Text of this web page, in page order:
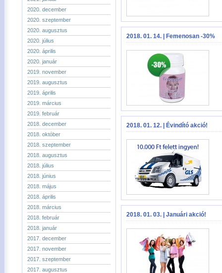
2020. december
2020. szeptember
2020. augusztus
2020. július
2020. április
2020. január
2019. november
2019. augusztus
2019. április
2019. március
2019. február
2018. december
2018. október
2018. szeptember
2018. augusztus
2018. július
2018. június
2018. május
2018. április
2018. március
2018. február
2018. január
2017. december
2017. november
2017. szeptember
2017. augusztus
2018. 01. 14. | Femenosan -30%
2018. 01. 12. | Évindító akció!
2018. 01. 03. | Januári akció!